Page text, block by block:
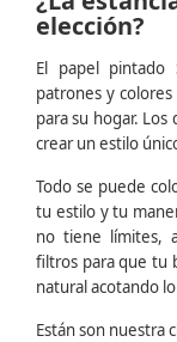
elección?
El papel
patrones y
para su hogar.
crear un estilo
Todo se puede
tu estilo y tu
no tiene límites,
filtros para que tu
natural acotando
Están son nuestra